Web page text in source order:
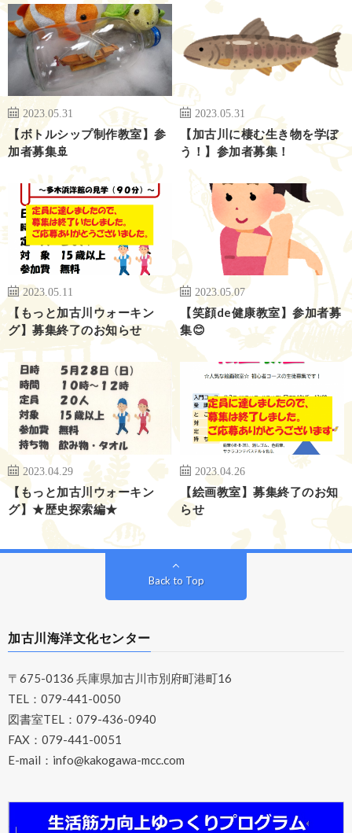
2023.05.31
【ボトルシップ制作教室】参
加者募集🚢
2023.05.31
【加古川に棲む生き物を学ぼ
う！】参加者募集！
2023.05.11
【もっと加古川ウォーキン
グ】募集終了のお知らせ
2023.05.07
【笑顔de健康教室】参加者募
集😊
2023.04.29
【もっと加古川ウォーキン
グ】★歴史探索編★
2023.04.26
【絵画教室】募集終了のお知
らせ
Back to Top
加古川海洋文化センター
〒675-0136 兵庫県加古川市別府町港町16
TEL：079-441-0050
図書室TEL：079-436-0940
FAX：079-441-0051
E-mail： info@kakogawa-mcc.com